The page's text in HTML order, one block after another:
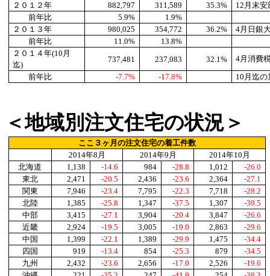
２０１２年
882,797 311,589 35.3% 12 月末
前年比
5.9%
1.9%
２０１３年
980,025 354,772 36.2% 4月日銀
前年比
11.0%
13.8%
２０１４年(10月
迄)
737,481 237,083 32.1% 4月消費
前年比
-7.7% -17.8% 10 月迄
＜地域別注文住宅の状況＞
ここ３ヶ月の注文住宅の着工件数
2014年8月 2014年9月 2014年10月
北海道
1,138 -14.6 984 -28.8 1,012
-26.0
東北
2,471 -20.5 2,436 -23.6 2,364
-27.1
関東
7,946 -23.4 7,795 -22.3 7,718
-28.2
北陸
1,385 -25.8 1,347 -37.5 1,307
-39.5
中部
3,415 -27.1 3,904 -20.4 3,847
-26.6
近畿
2,924 -19.5 3,005 -19.0 2,863
-29.6
中国
1,399 -22.1 1,389 -29.9 1,475
-34.4
四国
919 -13.4 854 -25.3 879
-34.5
九州
2,432 -23.6 2,656 -17.0 2,526
-19.6